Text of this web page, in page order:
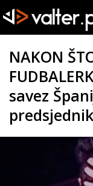
NAKON
savez